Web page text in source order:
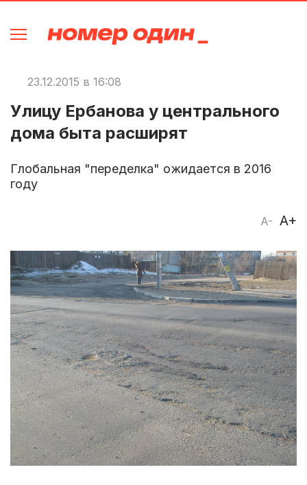
23.12.2015 в 16:08
Улицу Ербанова у центрального
дома быта расширят
Глобальная "переделка" ожидается в 2016
году
A- A+